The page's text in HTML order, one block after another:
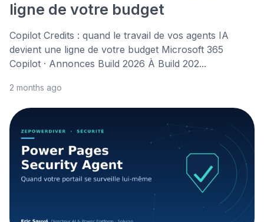
ligne de votre budget
Copilot Credits : quand le travail de vos agents IA
devient une ligne de votre budget Microsoft 365
Copilot · Annonces Build 2026 À Build 202...
2 months ago